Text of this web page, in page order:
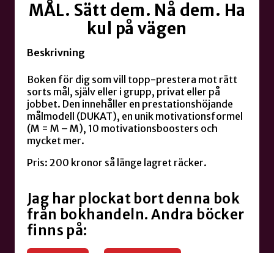
MÅL. Sätt dem. Nå dem. Ha
kul på vägen
Beskrivning
Boken för dig som vill topp-prestera mot rätt
sorts mål, själv eller i grupp, privat eller på
jobbet. Den innehåller en prestationshöjande
målmodell (DUKAT), en unik motivationsformel
(M = M – M), 10 motivationsboosters och
mycket mer.
Pris: 200 kronor så länge lagret räcker.
Jag har plockat bort denna bok
från bokhandeln. Andra böcker
finns på: